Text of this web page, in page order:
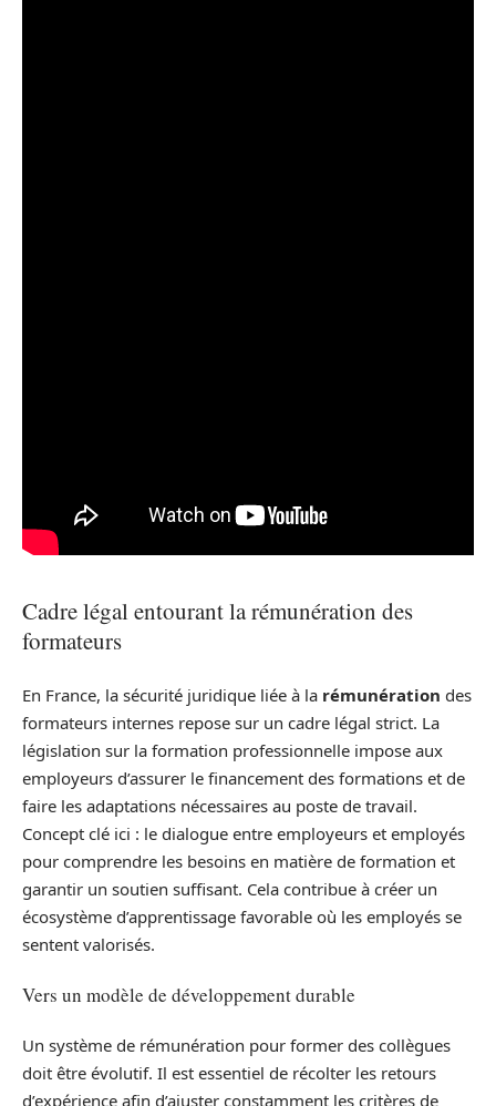
Cadre légal entourant la rémunération des
formateurs
En France, la sécurité juridique liée à la rémunération des
formateurs internes repose sur un cadre légal strict. La
législation sur la formation professionnelle impose aux
employeurs d’assurer le financement des formations et de
faire les adaptations nécessaires au poste de travail.
Concept clé ici : le dialogue entre employeurs et employés
pour comprendre les besoins en matière de formation et
garantir un soutien suffisant. Cela contribue à créer un
écosystème d’apprentissage favorable où les employés se
sentent valorisés.
Vers un modèle de développement durable
Un système de rémunération pour former des collègues
doit être évolutif. Il est essentiel de récolter les retours
d’expérience afin d’ajuster constamment les critères de